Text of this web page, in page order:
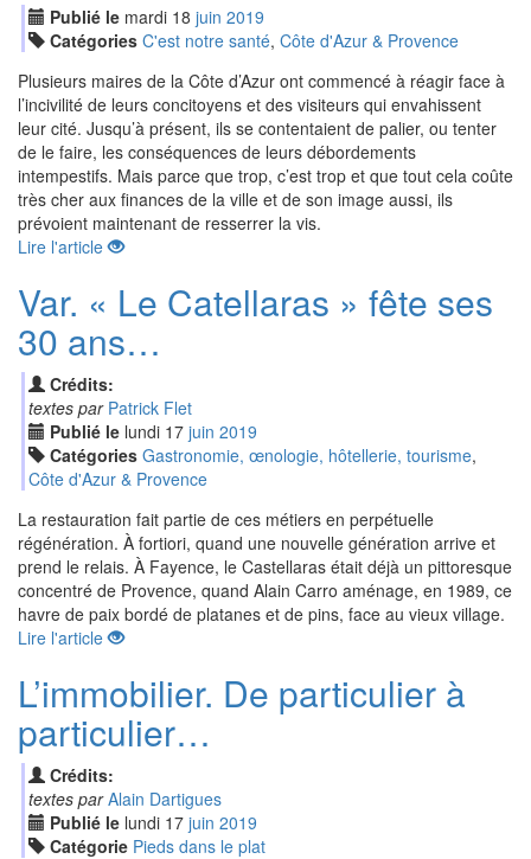
Publié le mardi 18 juin 2019
Catégories C'est notre santé, Côte d'Azur & Provence
Plusieurs maires de la Côte d’Azur ont commencé à réagir face à
l’incivilité de leurs concitoyens et des visiteurs qui envahissent
leur cité. Jusqu’à présent, ils se contentaient de palier, ou tenter
de le faire, les conséquences de leurs débordements
intempestifs. Mais parce que trop, c’est trop et que tout cela coûte
très cher aux finances de la ville et de son image aussi, ils
prévoient maintenant de resserrer la vis.
Lire l'article
Var. « Le Catellaras » fête ses
30 ans…
Crédits:
textes par Patrick Flet
Publié le lundi 17 juin 2019
Catégories Gastronomie, œnologie, hôtellerie, tourisme,
Côte d'Azur & Provence
La restauration fait partie de ces métiers en perpétuelle
régénération. À fortiori, quand une nouvelle génération arrive et
prend le relais. À Fayence, le Castellaras était déjà un pittoresque
concentré de Provence, quand Alain Carro aménage, en 1989, ce
havre de paix bordé de platanes et de pins, face au vieux village.
Lire l'article
L’immobilier. De particulier à
particulier…
Crédits:
textes par Alain Dartigues
Publié le lundi 17 juin 2019
Catégorie Pieds dans le plat